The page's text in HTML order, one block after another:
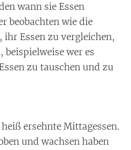
wann sie Essen
beobachten wie die
ihr Essen zu vergleichen,
beispielweise wer es
zu tauschen und zu
ersehnte Mittagessen.
und wachsen haben